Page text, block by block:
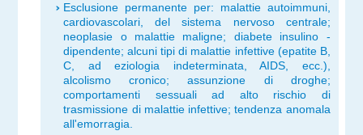
Esclusione permanente per: malattie autoimmuni,
cardiovascolari, del sistema nervoso centrale;
neoplasie o malattie maligne; diabete insulino -
dipendente; alcuni tipi di malattie infettive (epatite B,
C, ad eziologia indeterminata, AIDS, ecc.),
alcolismo cronico; assunzione di droghe;
comportamenti sessuali ad alto rischio di
trasmissione di malattie infettive; tendenza anomala
all'emorragia.